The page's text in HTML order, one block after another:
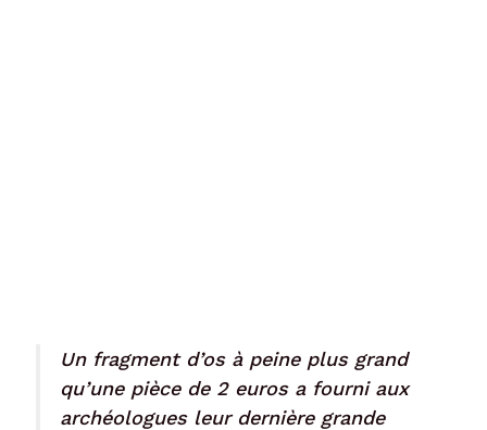
Un fragment d’os à peine plus grand
qu’une pièce de 2 euros a fourni aux
archéologues leur dernière grande